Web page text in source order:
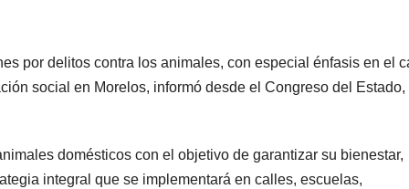
por delitos contra los animales, con especial énfasis en el
social en Morelos, informó desde el Congreso del Estado,
domésticos con el objetivo de garantizar su bienestar,
integral que se implementará en calles, escuelas,